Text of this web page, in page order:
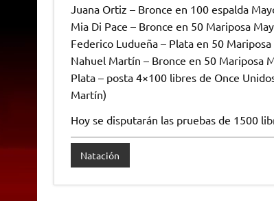
Juana Ortiz – Bronce en 100 espalda
Mia Di Pace – Bronce en 50 Mariposa
Federico Ludueña – Plata en 50
Nahuel Martín – Bronce en 50 Mariposa
Plata – posta 4×100 libres de Once
Martín)
Hoy se disputarán las pruebas de 1500
Natación